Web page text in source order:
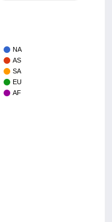
NA
AS
SA
EU
AF